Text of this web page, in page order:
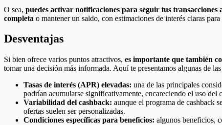
O sea, puedes activar notificaciones para seguir tus transacciones
completa o mantener un saldo, con estimaciones de interés claras
Desventajas
Si bien ofrece varios puntos atractivos, es importante que también
tomar una decisión más informada. Aquí te presentamos algunas de
Tasas de interés (APR) elevadas: una de las principales
podrían acumularse significativamente, encareciendo el uso del
Variabilidad del cashback: aunque el programa de cashback
ofertas suelen ser personalizadas.
Condiciones específicas para beneficios: algunos beneficios,